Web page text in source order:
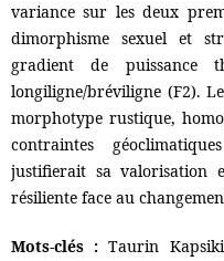
variance sur les deux
dimorphisme sexuel et
gradient de puissance
longiligne/bréviligne (F2).
morphotype rustique,
contraintes
justifierait sa valorisation
résiliente face au
Mots-clés : Taurin